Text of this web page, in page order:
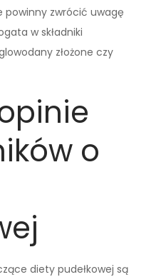
powinny zwrócić uwagę
w składniki
złożone czy
o
diety pudełkowej są